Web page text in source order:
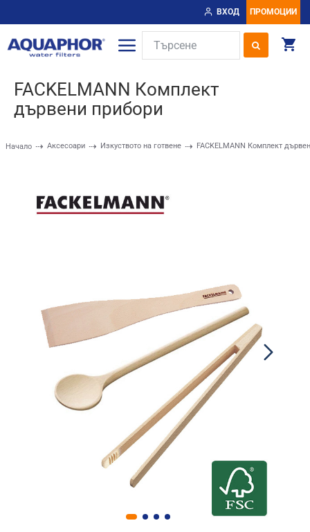
ВХОД ПРОМОЦИИ
Начало Аксесоари Изкуството на готвене FACKELMANN Комплект
FACKELMANN Комплект
дървени прибори